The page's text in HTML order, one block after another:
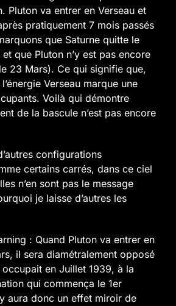
Pluton va entrer en Verseau et
pratiquement 7 mois passés
que Saturne quitte le
que Pluton n’y est pas encore
23 Mars). Ce qui signifie que,
Verseau marque une
Voilà qui démontre
de la bascule n’est pas encore
configurations
certains carrés, dans ce ciel
n’en sont pas le message
je laisse d’autres les
: Quand Pluton va entrer en
il sera diamétralement opposé
en Juillet 1939, à la
qui commença le 1er
aura donc un effet miroir de